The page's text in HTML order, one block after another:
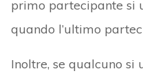
primo partecipante si
quando l’ultimo
Inoltre, se qualcuno si